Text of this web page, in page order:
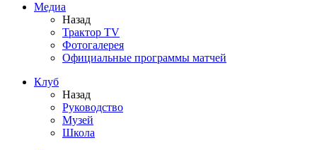
Медиа
Назад
Трактор TV
Фотогалерея
Официальные программы матчей
Клуб
Назад
Руководство
Музей
Школа